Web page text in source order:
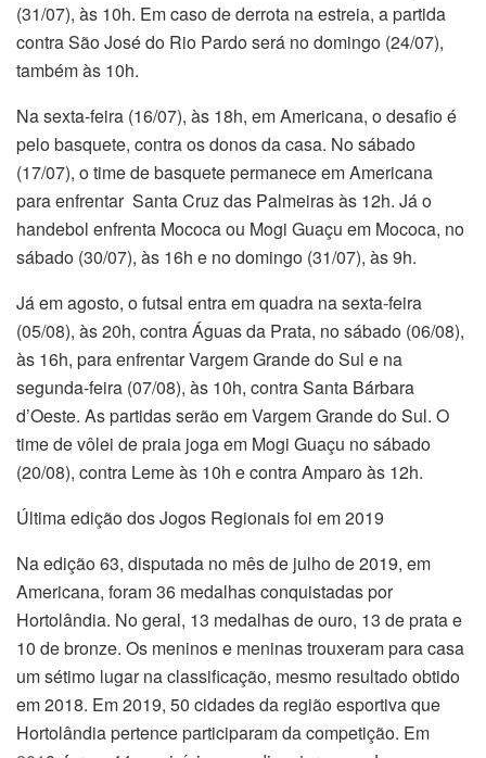
(31/07), às 10h. Em caso de derrota na estreia, a partida
contra São José do Rio Pardo será no domingo (24/07),
também às 10h.
Na sexta-feira (16/07), às 18h, em Americana, o desafio é
pelo basquete, contra os donos da casa. No sábado
(17/07), o time de basquete permanece em Americana
para enfrentar Santa Cruz das Palmeiras às 12h. Já o
handebol enfrenta Mococa ou Mogi Guaçu em Mococa, no
sábado (30/07), às 16h e no domingo (31/07), às 9h.
Já em agosto, o futsal entra em quadra na sexta-feira
(05/08), às 20h, contra Águas da Prata, no sábado (06/08),
às 16h, para enfrentar Vargem Grande do Sul e na
segunda-feira (07/08), às 10h, contra Santa Bárbara
d’Oeste. As partidas serão em Vargem Grande do Sul. O
time de vôlei de praia joga em Mogi Guaçu no sábado
(20/08), contra Leme às 10h e contra Amparo às 12h.
Última edição dos Jogos Regionais foi em 2019
Na edição 63, disputada no mês de julho de 2019, em
Americana, foram 36 medalhas conquistadas por
Hortolândia. No geral, 13 medalhas de ouro, 13 de prata e
10 de bronze. Os meninos e meninas trouxeram para casa
um sétimo lugar na classificação, mesmo resultado obtido
em 2018. Em 2019, 50 cidades da região esportiva que
Hortolândia pertence participaram da competição. Em